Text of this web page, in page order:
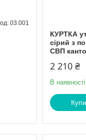
03.001
КУРТКА
сірий з
СВП
2 210 ₴
В наявності